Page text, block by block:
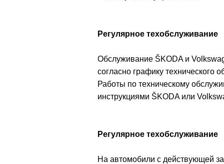
Регулярное техобслуживание
Обслуживание ŠKODA и
согласно графику технического
Работы по техническому
инструкциями ŠKODA или
Регулярное техобслуживание
На автомобили с действующей